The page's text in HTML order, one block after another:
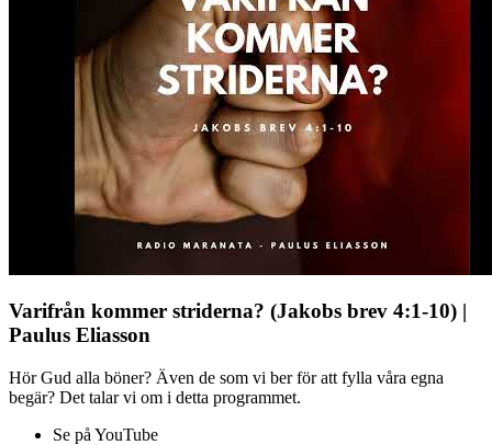
Varifrån kommer striderna? (Jakobs brev 4:1-10) |
Paulus Eliasson
Hör Gud alla böner? Även de som vi ber för att fylla våra egna
begär? Det talar vi om i detta programmet.
Se på YouTube